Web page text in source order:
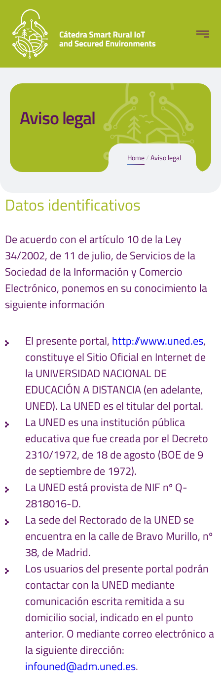
Aviso legal
Home Aviso legal
Datos identificativos
De acuerdo con el artículo 10 de la Ley
34/2002, de 11 de julio, de Servicios de la
Sociedad de la Información y Comercio
Electrónico, ponemos en su conocimiento la
siguiente información
El presente portal, http://www.uned.es,
constituye el Sitio Oficial en Internet de
la UNIVERSIDAD NACIONAL DE
EDUCACIÓN A DISTANCIA (en adelante,
UNED). La UNED es el titular del portal.
La UNED es una institución pública
educativa que fue creada por el Decreto
2310/1972, de 18 de agosto (BOE de 9
de septiembre de 1972).
La UNED está provista de NIF nº Q-
2818016-D.
La sede del Rectorado de la UNED se
encuentra en la calle de Bravo Murillo, nº
38, de Madrid.
Los usuarios del presente portal podrán
contactar con la UNED mediante
comunicación escrita remitida a su
domicilio social, indicado en el punto
anterior. O mediante correo electrónico a
la siguiente dirección:
infouned@adm.uned.es.